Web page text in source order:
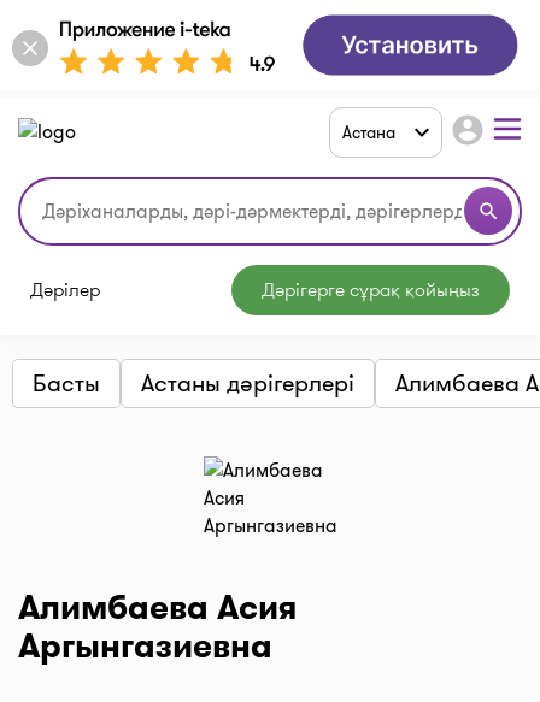
search
Астана account_circle
Дәрілер Дәрігерге сұрақ қойыңыз
Басты Астаны дәрігерлері Алимбаева
Алимбаева Асия
Аргынгазиевна